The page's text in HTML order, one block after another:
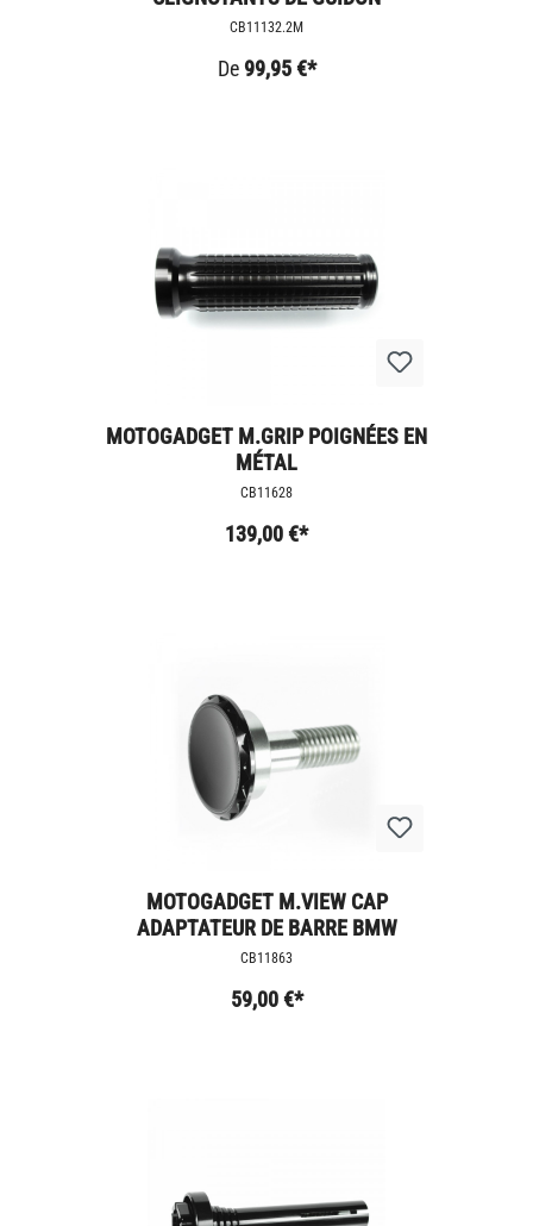
CB11132.2M
De 99,95 €*
MOTOGADGET M.GRIP POIGNÉES EN
MÉTAL
CB11628
139,00 €*
MOTOGADGET M.VIEW CAP
ADAPTATEUR DE BARRE BMW
CB11863
59,00 €*